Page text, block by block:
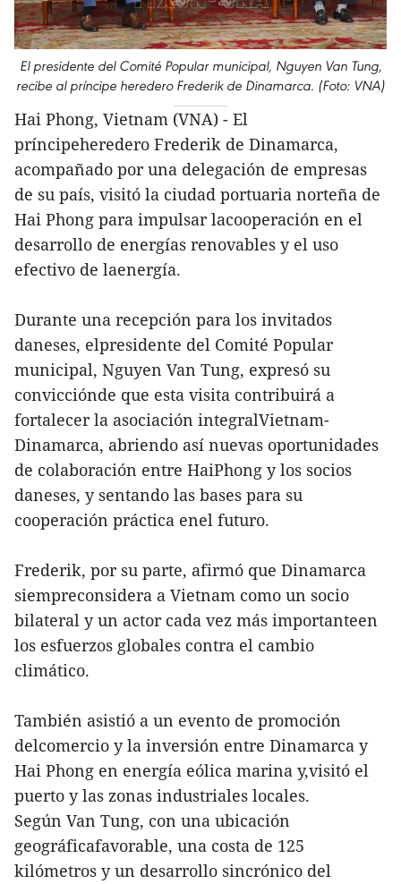
El presidente del Comité Popular municipal, Nguyen Van Tung,
recibe al príncipe heredero Frederik de Dinamarca. (Foto: VNA)
Hai Phong, Vietnam (VNA) - El
príncipeheredero Frederik de Dinamarca,
acompañado por una delegación de empresas
de su país, visitó la ciudad portuaria norteña de
Hai Phong para impulsar lacooperación en el
desarrollo de energías renovables y el uso
efectivo de laenergía.
Durante una recepción para los invitados
daneses, elpresidente del Comité Popular
municipal, Nguyen Van Tung, expresó su
convicciónde que esta visita contribuirá a
fortalecer la asociación integralVietnam-
Dinamarca, abriendo así nuevas oportunidades
de colaboración entre HaiPhong y los socios
daneses, y sentando las bases para su
cooperación práctica enel futuro.
Frederik, por su parte, afirmó que Dinamarca
siempreconsidera a Vietnam como un socio
bilateral y un actor cada vez más importanteen
los esfuerzos globales contra el cambio
climático.
También asistió a un evento de promoción
delcomercio y la inversión entre Dinamarca y
Hai Phong en energía eólica marina y,visitó el
puerto y las zonas industriales locales.
Según Van Tung, con una ubicación
geográficafavorable, una costa de 125
kilómetros y un desarrollo sincrónico del